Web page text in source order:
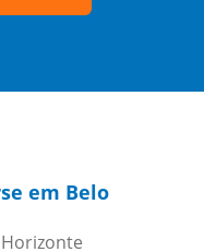
em Belo